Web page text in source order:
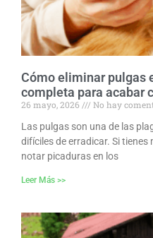
Cómo eliminar pulgas
completa para acabar
26 mayo, 2026
No hay
Las pulgas son una de las
difíciles de erradicar. Si
notar picaduras en los
Leer Más >>